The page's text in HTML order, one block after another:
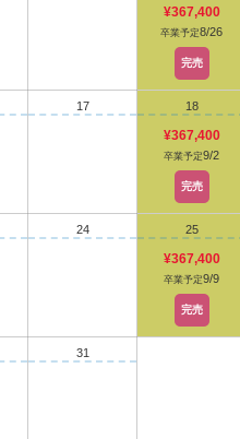
¥367,400
卒業予定8/26
完売
17 18
¥367,400
卒業予定9/2
完売
24 25
¥367,400
卒業予定9/9
完売
31